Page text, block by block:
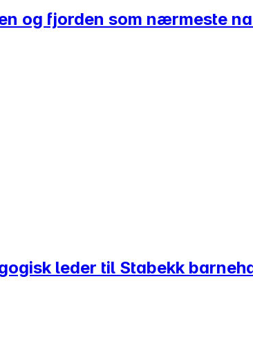
og fjorden som nærmeste
leder til Stabekk